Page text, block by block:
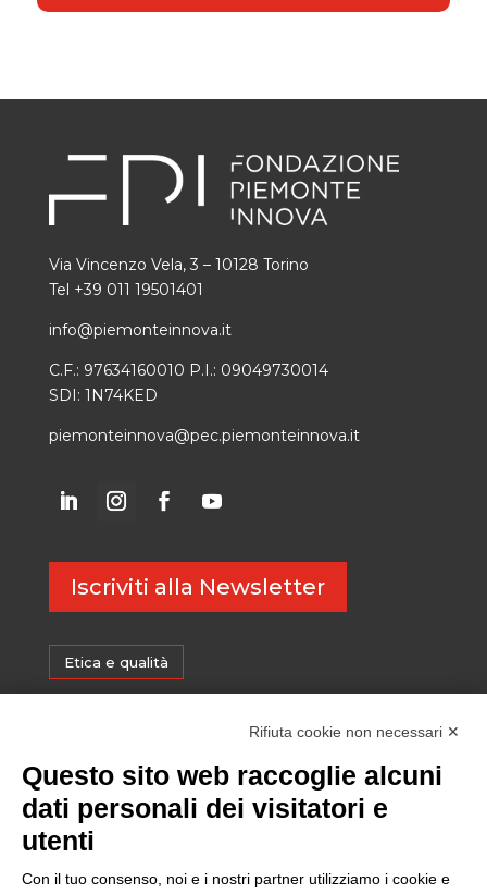
Via Vincenzo Vela, 3 – 10128 Torino
Tel +39 011 19501401
info@piemonteinnova.it
C.F.: 97634160010 P.I.: 09049730014
SDI: 1N74KED
piemonteinnova@pec.piemonteinnova.it
Iscriviti alla Newsletter
Etica e qualità
Sostenibilità
Rifiuta cookie non necessari ✕
Questo sito web raccoglie alcuni
dati personali dei visitatori e
utenti
Con il tuo consenso, noi e i nostri partner utilizziamo i cookie e